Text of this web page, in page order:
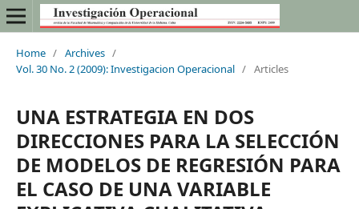
Home / Archives /
Vol. 30 No. 2 (2009): Investigacion Operacional / Articles
UNA ESTRATEGIA EN DOS
DIRECCIONES PARA LA SELECCIÓN
DE MODELOS DE REGRESIÓN PARA
EL CASO DE UNA VARIABLE